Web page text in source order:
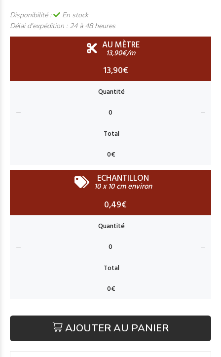
Disponibilité :
En stock
Délai d'expédition : 24 à 48 heures
AU MÈTRE
13,90€/m
13,90€
ECHANTILLON
10 x 10 cm environ
0,49€
AJOUTER AU PANIER